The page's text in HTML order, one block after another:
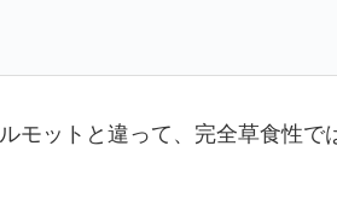
モットと違って、完全草食性で